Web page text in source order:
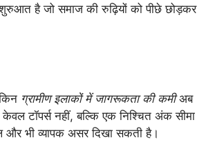
है जो समाज की रुढ़ियों को पीछे छोड़कर
ग्रामीण इलाकों में जागरूकता की कमीअब
टॉपर्स नहीं, बल्कि एक निश्चित अंक सीमा
और भी व्यापक असर दिखा सकती है।